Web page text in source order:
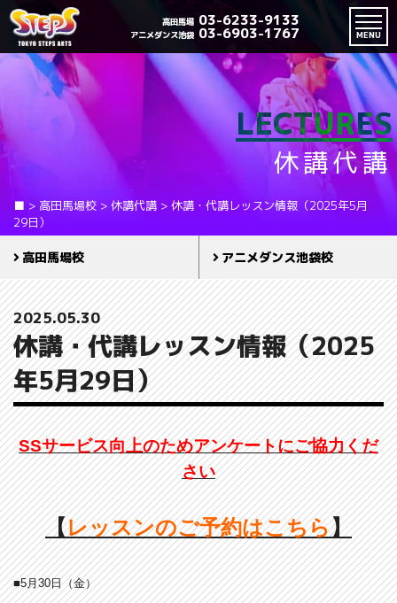
高田馬場 03-6233-9133
アニメダンス池袋 03-6903-1767 MENU
LECTURES
休講代講
■ > 高田馬場校 > 休講代講 > 休講・代講レッスン情報（2025年5月
29日）
高田馬場校 アニメダンス池袋校
2025.05.30
休講・代講レッスン情報（2025
年5月29日）
SSサービス向上のためアンケートにご協力くだ
さい
【レッスンのご予約はこちら】
■5月30日（金）